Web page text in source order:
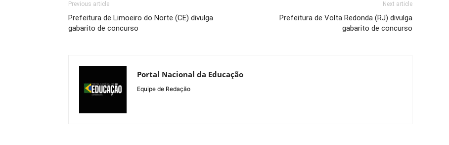
Previous article
Prefeitura de Limoeiro do Norte (CE) divulga
gabarito de concurso
Next article
Prefeitura de Volta Redonda (RJ) divulga
gabarito de concurso
Portal Nacional da Educação
Equipe de Redação